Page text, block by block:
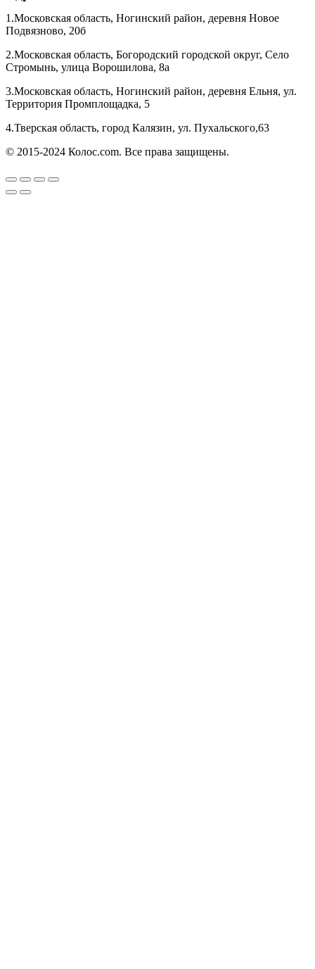
1.Московская область, Ногинский район, деревня Новое
Подвязново, 20б
2.Московская область, Богородский городской округ, Село
Стромынь, улица Ворошилова, 8а
3.Московская область, Ногинский район, деревня Ельня, ул.
Территория Промплощадка, 5
4.Тверская область, город Калязин, ул. Пухальского,63
© 2015-2024 Колос.com. Все права защищены.